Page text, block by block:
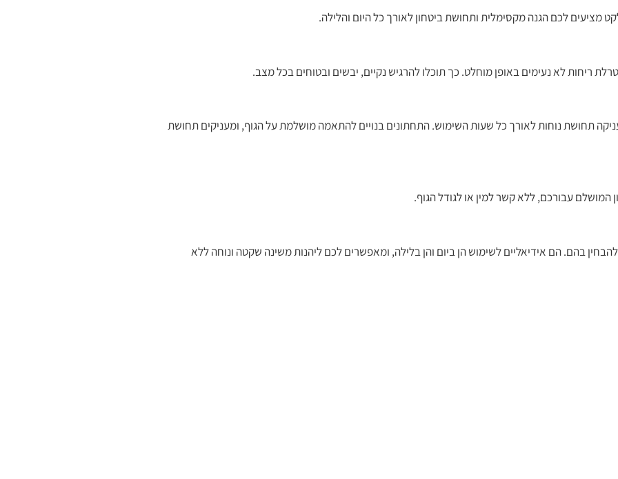
מציעים לכם הגנה מקסימלית ותחושת ביטחון לאורך כל היום והלילה.
ריחות לא נעימים באופן מוחלט. כך תוכלו להרגיש נקיים, יבשים ובטוחים בכל מצב.
תחושת נוחות לאורך כל שעות השימוש. התחתונים בנויים להתאמה מושלמת על הגוף, ומעניקים תחושת
המושלם עבורכם, ללא קשר למין או לגודל הגוף.
בהם. הם אידיאליים לשימוש הן ביום והן בלילה, ומאפשרים לכם ליהנות משינה שקטה ונוחה ללא